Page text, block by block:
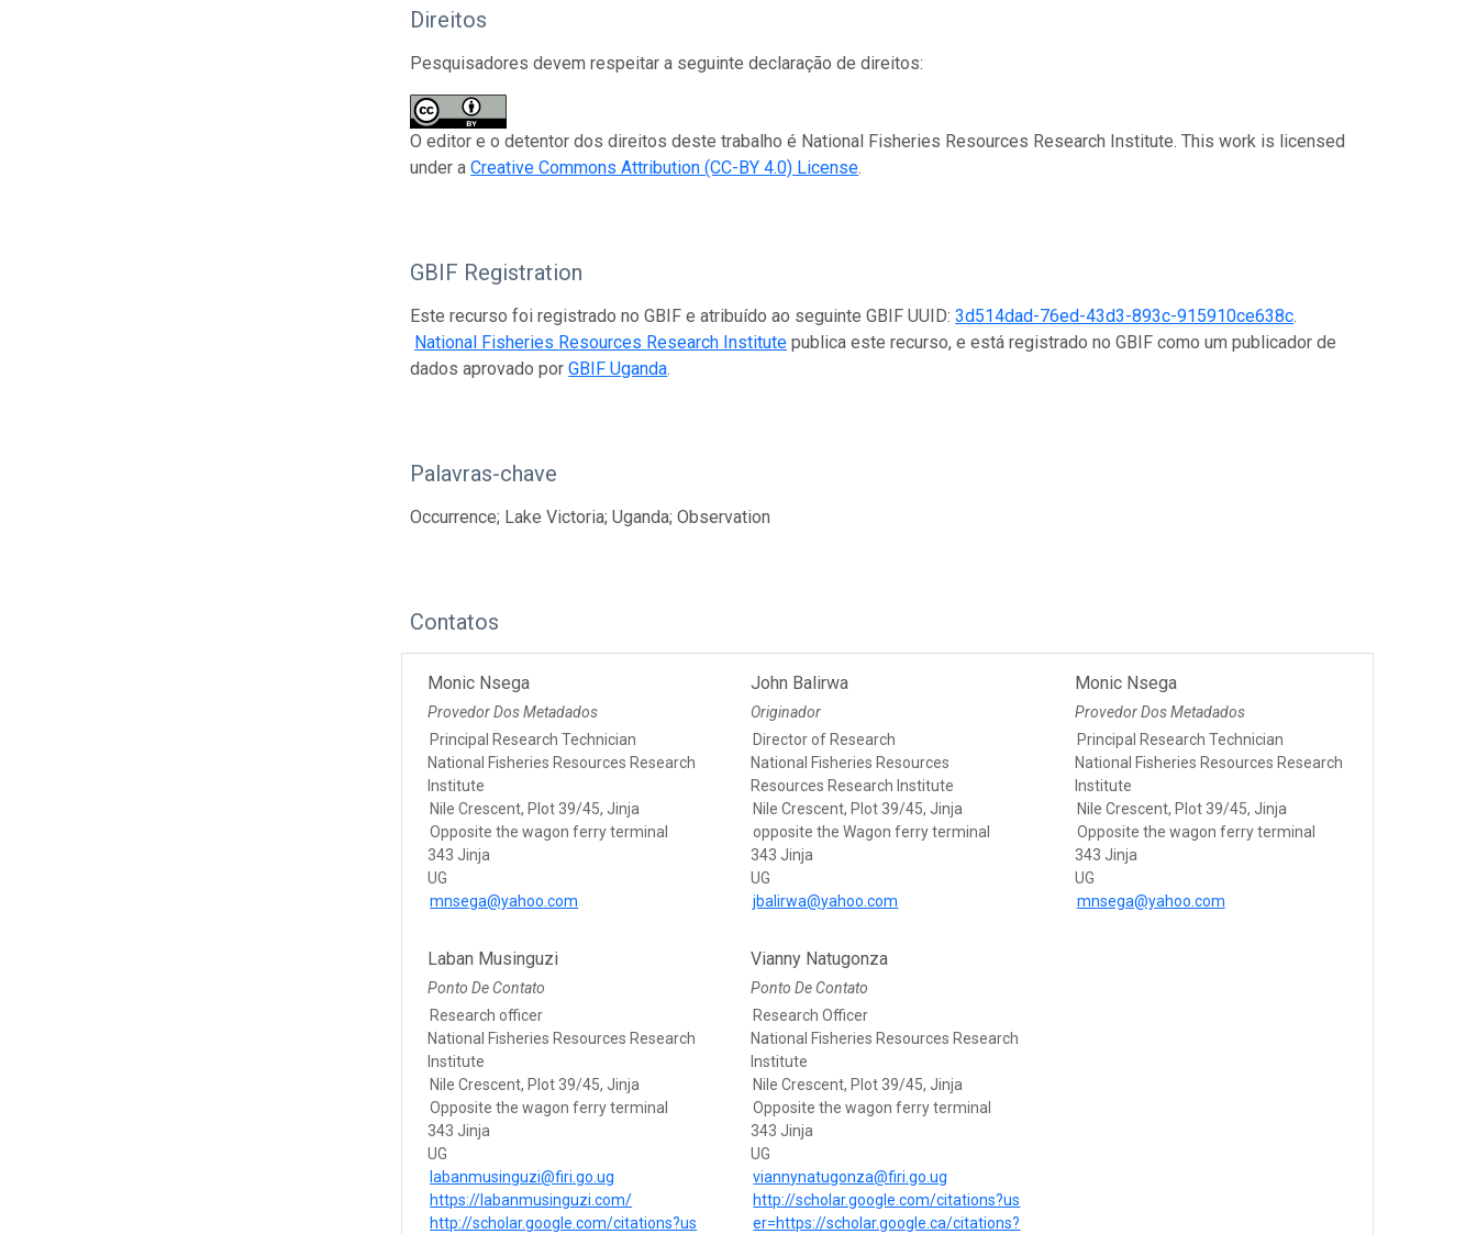
Direitos
Pesquisadores devem respeitar a seguinte declaração de direitos:
O editor e o detentor dos direitos deste trabalho é National Fisheries Resources Research Institute. This work is licensed
under aCreative Commons Attribution (CC-BY 4.0) License.
GBIF Registration
Este recurso foi registrado no GBIF e atribuído ao seguinte GBIF UUID:3d514dad-76ed-43d3-893c-915910ce638c.
National Fisheries Resources Research Institute publica este recurso, e está registrado no GBIF como um publicador de
dados aprovado porGBIF Uganda.
Palavras-chave
Occurrence; Lake Victoria; Uganda; Observation
Contatos
Monic Nsega
Provedor Dos Metadados
Principal Research Technician
National Fisheries Resources Research
Institute
Nile Crescent, Plot 39/45, Jinja
Opposite the wagon ferry terminal
343 Jinja
UG
mnsega@yahoo.com
John Balirwa
Originador
Director of Research
National Fisheries Resources
Resources Research Institute
Nile Crescent, Plot 39/45, Jinja
opposite the Wagon ferry terminal
343 Jinja
UG
jbalirwa@yahoo.com
Monic Nsega
Provedor Dos Metadados
Principal Research Technician
National Fisheries Resources Research
Institute
Nile Crescent, Plot 39/45, Jinja
Opposite the wagon ferry terminal
343 Jinja
UG
mnsega@yahoo.com
Laban Musinguzi
Ponto De Contato
Research officer
National Fisheries Resources Research
Institute
Nile Crescent, Plot 39/45, Jinja
Opposite the wagon ferry terminal
343 Jinja
UG
labanmusinguzi@firi.go.ug
https://labanmusinguzi.com/
http://scholar.google.com/citations?us
Vianny Natugonza
Ponto De Contato
Research Officer
National Fisheries Resources Research
Institute
Nile Crescent, Plot 39/45, Jinja
Opposite the wagon ferry terminal
343 Jinja
UG
viannynatugonza@firi.go.ug
http://scholar.google.com/citations?us
er=https://scholar.google.ca/citations?